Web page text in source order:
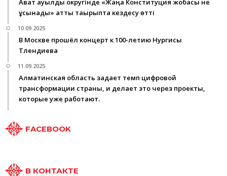
Ават ауылдық округінде «Жаңа Конституция жобасы не
ұсынады» атты тақырыпта кездесу өтті
10.09.2025
В Москве прошёл концерт к 100-летию Нургисы
Тлендиева
11.09.2025
Алматинская область задает темп цифровой
трансформации страны, и делает это через проекты,
которые уже работают.
FACEBOOK
В КОНТАКТЕ